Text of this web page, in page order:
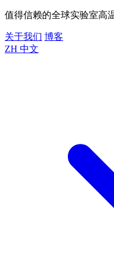
值得信赖的全球实验室高
关于我们 博客
ZH 中文